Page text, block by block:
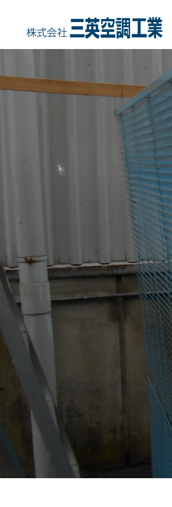
HOME
COMPANY
CSR
地域貢献企業
横浜グランドスラム企業